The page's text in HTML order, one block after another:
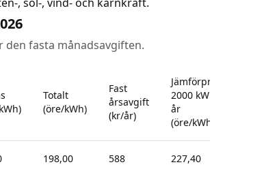
den fasta månadsavgiften.
Totalt
(öre/kWh)
Fast
årsavgift
(kr/år)
Jämförpris
2000 kWh/
år
(öre/kWh)
198,00 588 227,40